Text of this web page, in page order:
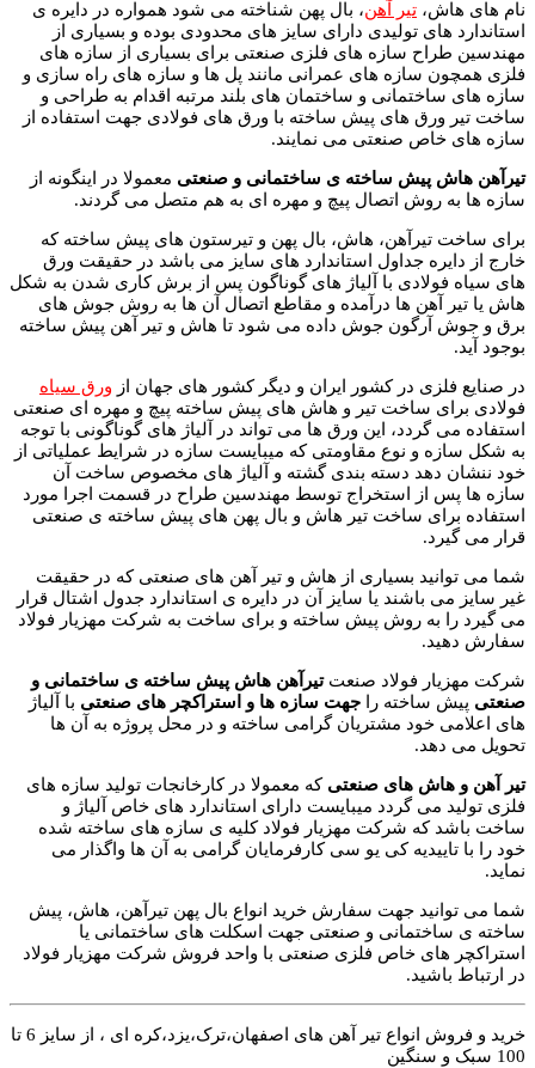
نام های هاش، تیر آهن، بال پهن شناخته می شود همواره در دایره ی
استاندارد های تولیدی دارای سایز های محدودی بوده و بسیاری از
مهندسین طراح سازه های فلزی صنعتی برای بسیاری از سازه های
فلزی همچون سازه های عمرانی مانند پل ها و سازه های راه سازی و
سازه های ساختمانی و ساختمان های بلند مرتبه اقدام به طراحی و
ساخت تیر ورق های پیش ساخته با ورق های فولادی جهت استفاده از
سازه های خاص صنعتی می نمایند.
تیرآهن هاش پیش ساخته ی ساختمانی و صنعتی معمولا در اینگونه از
سازه ها به روش اتصال پیچ و مهره ای به هم متصل می گردند.
برای ساخت تیرآهن، هاش، بال پهن و تیرستون های پیش ساخته که
خارج از دایره جداول استاندارد های سایز می باشد در حقیقت ورق
های سیاه فولادی با آلیاژ های گوناگون پس از برش کاری شدن به شکل
هاش یا تیر آهن ها درآمده و مقاطع اتصال آن ها به روش جوش های
برق و جوش آرگون جوش داده می شود تا هاش و تیر آهن پیش ساخته
بوجود آید.
در صنایع فلزی در کشور ایران و دیگر کشور های جهان از ورق سیاه
فولادی برای ساخت تیر و هاش های پیش ساخته پیچ و مهره ای صنعتی
استفاده می گردد، این ورق ها می تواند در آلیاژ های گوناگونی با توجه
به شکل سازه و نوع مقاومتی که میبایست سازه در شرایط عملیاتی از
خود ننشان دهد دسته بندی گشته و آلیاژ های مخصوص ساخت آن
سازه ها پس از استخراج توسط مهندسین طراح در قسمت اجرا مورد
استفاده برای ساخت تیر هاش و بال پهن های پیش ساخته ی صنعتی
قرار می گیرد.
شما می توانید بسیاری از هاش و تیر آهن های صنعتی که در حقیقت
غیر سایز می باشند یا سایز آن در دایره ی استاندارد جدول اشتال قرار
می گیرد را به روش پیش ساخته و برای ساخت به شرکت مهزیار فولاد
سفارش دهید.
شرکت مهزیار فولاد صنعتتیرآهن هاش پیش ساخته ی ساختمانی و
صنعتی پیش ساخته را جهت سازه ها و استراکچر های صنعتی با آلیاژ
های اعلامی خود مشتریان گرامی ساخته و در محل پروژه به آن ها
تحویل می دهد.
تیر آهن و هاش های صنعتی که معمولا در کارخانجات تولید سازه های
فلزی تولید می گردد میبایست دارای استاندارد های خاص آلیاژ و
ساخت باشد که شرکت مهزیار فولاد کلیه ی سازه های ساخته شده
خود را با تاییدیه کی یو سی کارفرمایان گرامی به آن ها واگذار می
نماید.
شما می توانید جهت سفارش خرید انواع بال پهن تیرآهن، هاش، پیش
ساخته ی ساختمانی و صنعتی جهت اسکلت های ساختمانی یا
استراکچر های خاص فلزی صنعتی با واحد فروش شرکت مهزیار فولاد
در ارتباط باشید.
خرید و فروش انواع تیر آهن های اصفهان،ترک،یزد،کره ای ، از سایز 6 تا
100 سبک و سنگین